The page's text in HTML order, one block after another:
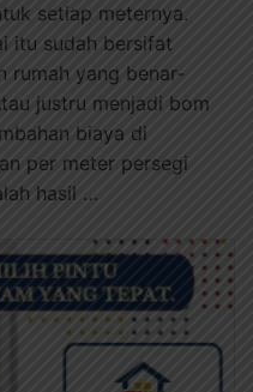
setiap meternya.
itu sudah bersifat
rumah yang benar-
justru menjadi bom
biaya di
per meter persegi
hasil …